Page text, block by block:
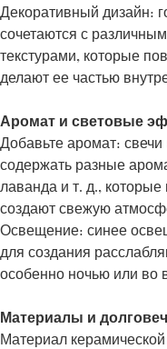
Декоративный дизайн:
сочетаются с
текстурами, которые
делают ее частью
Аромат и световые
Добавьте аромат:
содержать разные
лаванда и т. д.,
создают свежую
Освещение: синее
для создания
особенно ночью или во
Материалы и
Материал